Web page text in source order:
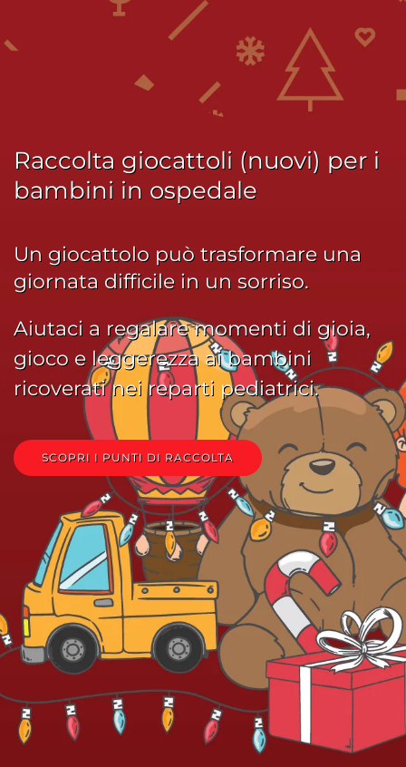
Raccolta giocattoli (nuovi) per i
bambini in ospedale
Un giocattolo può trasformare una
giornata difficile in un sorriso.
Aiutaci a regalare momenti di gioia,
gioco e leggerezza ai bambini
ricoverati nei reparti pediatrici.
SCOPRI I PUNTI DI RACCOLTA